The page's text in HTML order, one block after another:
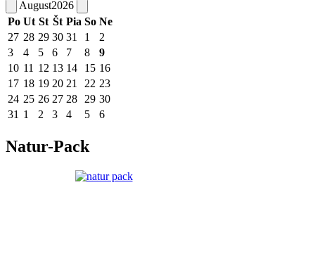
August2026
Po Ut St Št Pia So Ne
27 28 29 30 31 1
2
3
4 5 6 7 8
9
10 11 12 13 14 15 16
17 18 19 20 21 22 23
24 25 26 27 28 29 30
31 1 2 3 4 5 6
Natur-Pack